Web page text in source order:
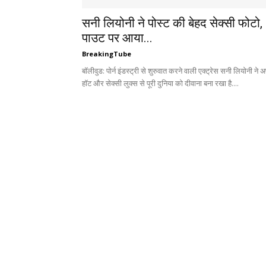
सनी लियोनी ने पोस्ट की बेहद सेक्सी फोटो,
पाउट पर आया...
BreakingTube
बॉलीवुड: पोर्न इंडस्ट्री से शुरुवात करने वाली एक्ट्रेस सनी लियोनी ने
हॉट और सेक्सी लुक्स से पूरी दुनिया को दीवाना बना रखा है....